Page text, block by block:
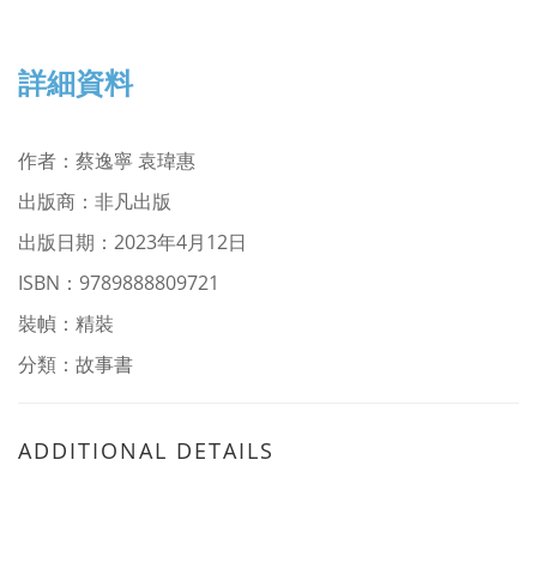
詳細資料
作者：蔡逸寧 袁瑋惠
出版商：非凡出版
出版日期：2023年4月12日
ISBN： 9789888809721
裝幀：精裝
分類：故事書
ADDITIONAL DETAILS